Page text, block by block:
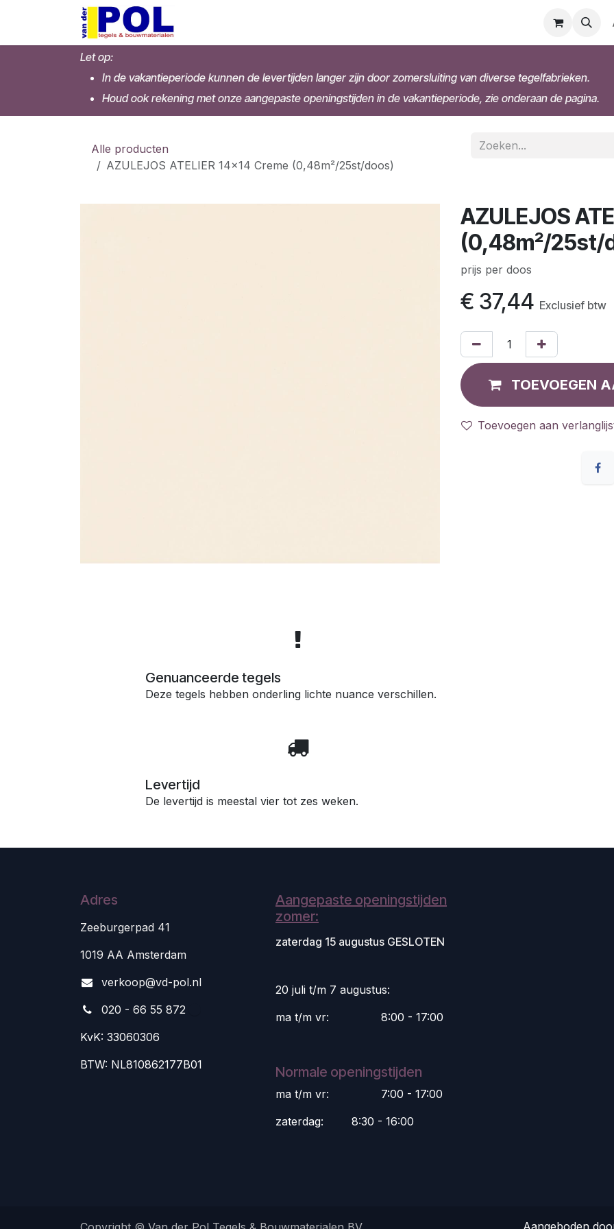
Overslaan naar inhoud
Let op:
In de vakantieperiode kunnen de levertijden langer zijn door zomersluiting van diverse tegelfabrieken.
Houd ook rekening met onze aangepaste openingstijden in de vakantieperiode, zie onderaan de pagina.
Alle producten
AZULEJOS ATELIER 14x14 Creme (0,48m²/25st/doos)
AZULEJOS
(0,48m²/25st/
prijs per doos
€ 37,44 Exclusief btw
TOEVOEGEN
Toevoegen aan
Genuanceerde tegels
Deze tegels hebben onderling lichte nuance verschillen.
Levertijd
De levertijd is meestal vier tot zes weken.
Adres
Zeeburgerpad 41
1019 AA Amsterdam
verkoop@vd-pol.nl
020 - 66 55 872
KvK: 33060306
BTW: NL810862177B01
Aangepaste openingstijden
zomer:
zaterdag 15 augustus GESLOTEN
20 juli t/m 7 augustus:
ma t/m vr:
​8:00 - 17:00
Normale openingstijden
ma t/m vr:
​7:00 - 17:00
zaterdag:
​8:30 - 16:00
Aangeboden